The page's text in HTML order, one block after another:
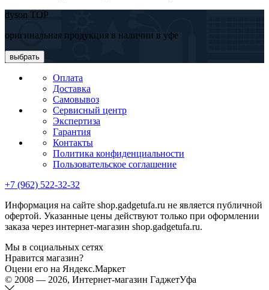
dyson TOP
оригинальная продукция в наличии в уфе
выбрать
Оплата
Доставка
Самовывоз
Сервисный центр
Экспертиза
Гарантия
Контакты
Политика конфиденциальности
Пользовательское соглашение
+7 (962) 522-32-32
Информация на сайте shop.gadgetufa.ru не является публичной
офертой. Указанные цены действуют только при оформлении
заказа через интернет-магазин shop.gadgetufa.ru.
Мы в социальных сетях
Нравится магазин?
Оцени его на Яндекс.Маркет
© 2008 — 2026, Интернет-магазин ГаджетУфа